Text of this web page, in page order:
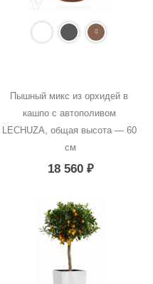
Пышный микс из орхидей в
кашпо с автополивом
LECHUZA, общая высота — 60
см
18 560 ₽